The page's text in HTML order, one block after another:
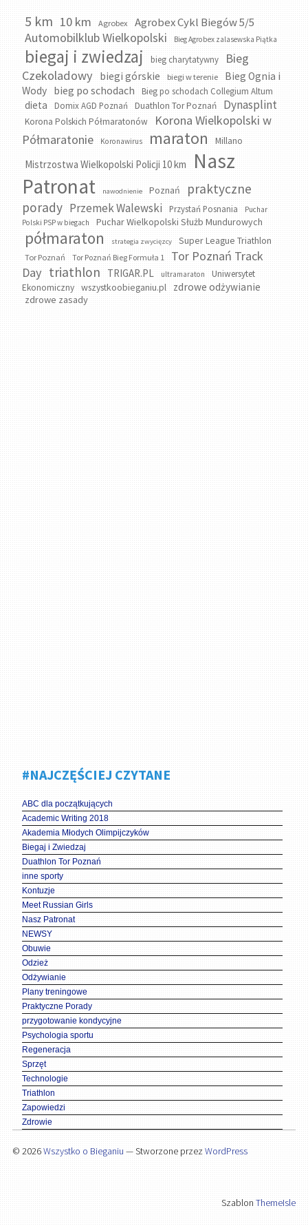
5 km 10 km Agrobex Agrobex Cykl Biegów 5/5
Automobilklub Wielkopolski Bieg Agrobex zalasewska Piątka
biegaj i zwiedzaj bieg charytatywny
Bieg
Czekoladowy
biegi górskie biegi w terenie
Bieg Ognia i
Wody bieg po schodach Bieg po schodach Collegium Altum
dieta Domix AGD Poznań Duathlon Tor Poznań Dynasplint
Korona Polskich Półmaratonów
Korona Wielkopolski w
Półmaratonie
Koronawirus maraton Millano
Mistrzostwa Wielkopolski Policji 10 km
Nasz
Patronat
nawodnienie Poznań
praktyczne
porady Przemek Walewski Przystań Posnania
Puchar
Polski PSP w biegach
Puchar Wielkopolski Służb Mundurowych
półmaraton strategia zwycięzcy Super League Triathlon
Tor Poznań Tor Poznań Bieg Formuła 1
Tor Poznań Track
Day triathlon TRIGAR.PL ultramaraton
Uniwersytet
Ekonomiczny
wszystkoobieganiu.pl zdrowe odżywianie
zdrowe zasady
#NAJCZĘŚCIEJ CZYTANE
ABC dla początkujących
Academic Writing 2018
Akademia Młodych Olimpijczyków
Biegaj i Zwiedzaj
Duathlon Tor Poznań
inne sporty
Kontuzje
Meet Russian Girls
Nasz Patronat
NEWSY
Obuwie
Odzież
Odżywianie
Plany treningowe
Praktyczne Porady
przygotowanie kondycyjne
Psychologia sportu
Regeneracja
Sprzęt
Technologie
Triathlon
Zapowiedzi
Zdrowie
© 2026Wszystko o Bieganiu — Stworzone przezWordPress
SzablonThemeIsle